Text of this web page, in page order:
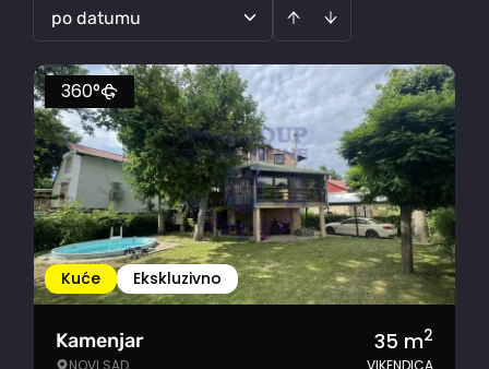
po datumu
Kuće Ekskluzivno
360°
Kamenjar
NOVI SAD
35 m2
VIKENDICA